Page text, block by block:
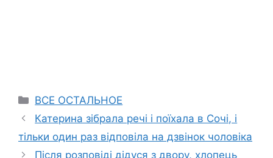
Categories
ВСЕ ОСТАЛЬНОЕ
Катерина зібрала речі і поїхала в Сочі, і
тільки один раз відповіла на дзвінок чоловіка
Після розповіді дідуся з двору, хлопець